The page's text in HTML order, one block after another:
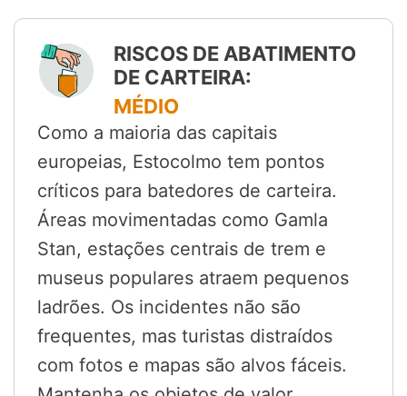
RISCOS DE ABATIMENTO
DE CARTEIRA:
MÉDIO
Como a maioria das capitais
europeias, Estocolmo tem pontos
críticos para batedores de carteira.
Áreas movimentadas como Gamla
Stan, estações centrais de trem e
museus populares atraem pequenos
ladrões. Os incidentes não são
frequentes, mas turistas distraídos
com fotos e mapas são alvos fáceis.